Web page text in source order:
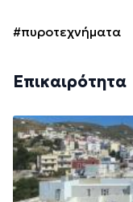
#πυροτεχνήματα
Επικαιρότητα